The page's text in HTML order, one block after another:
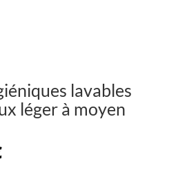
lavables
léger à moyen
Le
prix